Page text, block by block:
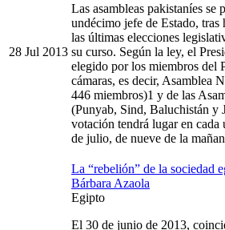
28 Jul 2013
Las asambleas pakistaníes se
undécimo jefe de Estado, tras
las últimas elecciones
su curso. Según la ley, el
elegido por los miembros del
cámaras, es decir, Asamblea
446 miembros)1 y de las
(Punyab, Sind, Baluchistán y
votación tendrá lugar en cada
de julio, de nueve de la
La “rebelión” de la sociedad
Bárbara Azaola
Egipto
El 30 de junio de 2013,